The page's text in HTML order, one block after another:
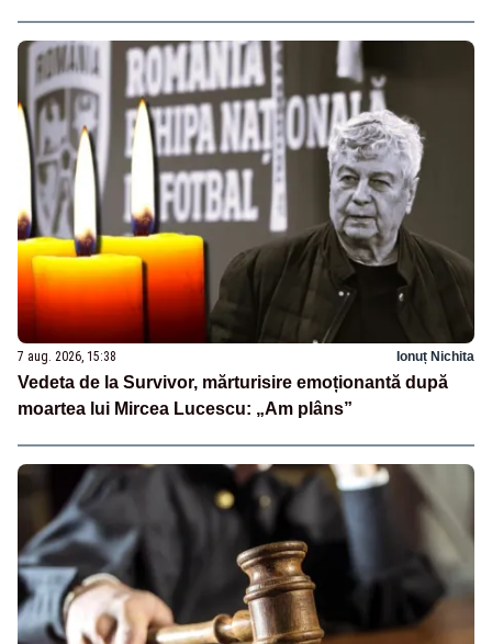
7 aug. 2026, 15:38 Ionuț Nichita
Vedeta de la Survivor, mărturisire emoționantă după
moartea lui Mircea Lucescu: „Am plâns”